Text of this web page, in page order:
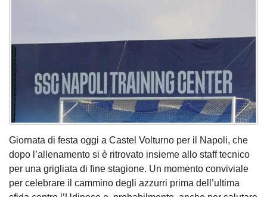
Giornata di festa oggi a Castel Volturno per il Napoli, che
dopo l’allenamento si è ritrovato insieme allo staff tecnico
per una grigliata di fine stagione. Un momento conviviale
per celebrare il cammino degli azzurri prima dell’ultima